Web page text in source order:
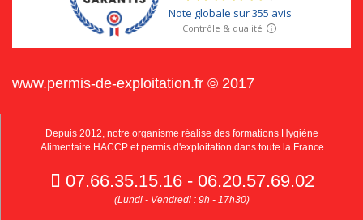
www.permis-de-exploitation.fr © 2017
Depuis 2012, notre organisme réalise des formations Hygiène
Alimentaire HACCP et permis d'exploitation dans toute la France
07.66.35.15.16 - 06.20.57.69.02
(Lundi - Vendredi : 9h - 17h30)